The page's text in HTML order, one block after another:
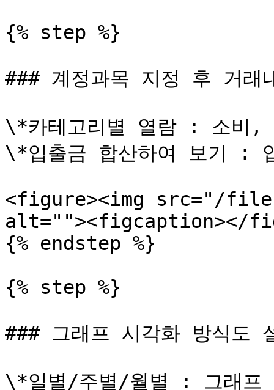
{% step %}
### 계정과목 지정 후 거래
\*카테고리별 열람 : 소비,
\*입출금 합산하여 보기 :
<figure><img src="/files/
alt=""><figcaption></
{% endstep %}
{% step %}
### 그래프 시각화 방식도
\*일별/주별/월별 : 그래프